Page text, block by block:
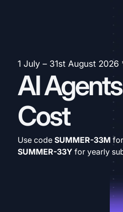
1 July – 31st August 2026
AI
Cost
Use code SUMMER-33M
SUMMER-33Y for yearly